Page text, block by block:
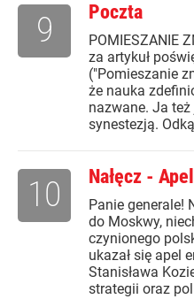
Poczta
POMIESZANIE
za artykuł
("Pomieszanie
że nauka
nazwane. Ja
synestezją.
9
Nałęcz -
Panie generale!
do Moskwy,
czynionego
ukazał się apel
Stanisława
strategii oraz
10